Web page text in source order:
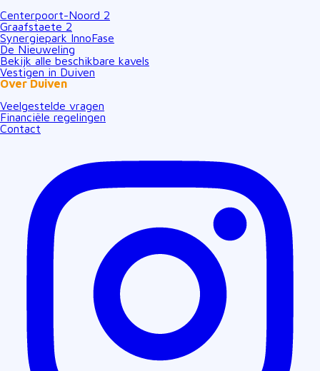
Centerpoort-Noord 2
Graafstaete 2
Synergiepark InnoFase
De Nieuweling
Bekijk alle beschikbare kavels
Vestigen in Duiven
Over Duiven
Veelgestelde vragen
Financiële regelingen
Contact